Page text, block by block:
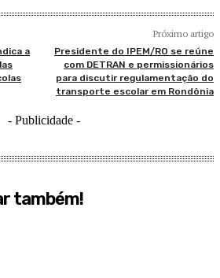
a
Próximo artigo
Presidente do IPEM/RO se reúne
com DETRAN e permissionários
para discutir regulamentação do
transporte escolar em Rondônia
- Publicidade -
também!